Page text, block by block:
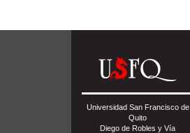
Universidad San Francisco de
Quito
Diego de Robles y Vía